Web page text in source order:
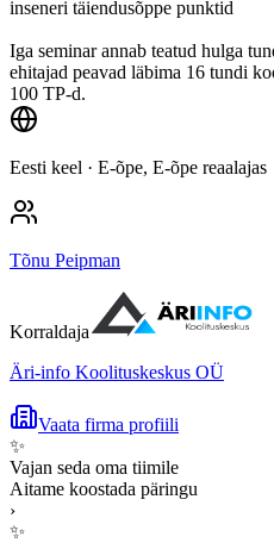
inseneri täiendusõppe punktid
Iga seminar annab teatud hulga
ehitajad peavad läbima 16 tundi
100 TP-d.
Eesti keel · E-õpe, E-õpe reaalajas
Tõnu Peipman
Korraldaja
Äri-info Koolituskeskus OÜ
Vaata firma profiili
✨
Vajan seda oma tiimile
Aitame koostada päringu
›
✨